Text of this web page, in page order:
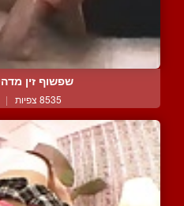
שפשוף זין
8535 צפיות |